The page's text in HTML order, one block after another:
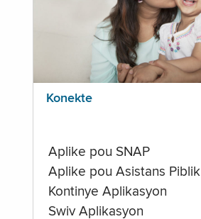
Konekte
Aplike pou SNAP
Aplike pou Asistans Piblik
Kontinye Aplikasyon
Swiv Aplikasyon